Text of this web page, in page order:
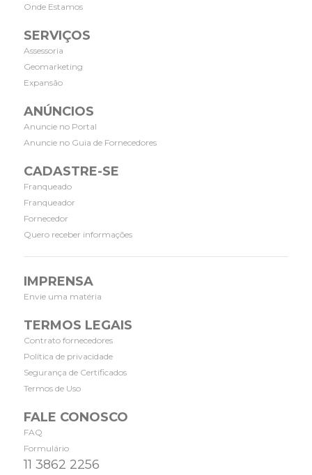
Onde Estamos
SERVIÇOS
Assessoria
Geomarketing
Expansão
ANÚNCIOS
Anuncie no Portal
Anuncie no Guia de Fornecedores
CADASTRE-SE
Franqueado
Franqueador
Fornecedor
Quero receber informações
IMPRENSA
Envie uma matéria
TERMOS LEGAIS
Contrato fornecedores
Política de privacidade
Segurança de Certificados
Termos de Uso
FALE CONOSCO
FAQ
Formulário
11 3862 2256